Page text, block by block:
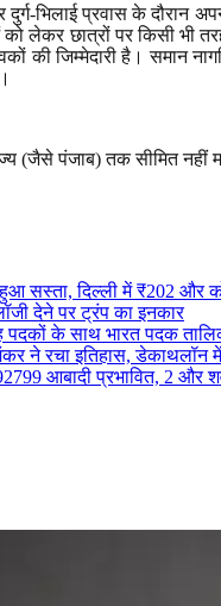
भिलाई प्रवास के दौरान
लेकर छात्रों पर किसी भी
की जिम्मेदारी है। समान
(जैसे पंजाब) तक सीमित नहीं
सस्ता, दिल्ली में ₹202 और
देने पर ट्रंप का इनकार
पदकों के साथ भारत पदक
ने रचा इतिहास, डेकाथलॉन
आबादी प्रभावित, 2 और